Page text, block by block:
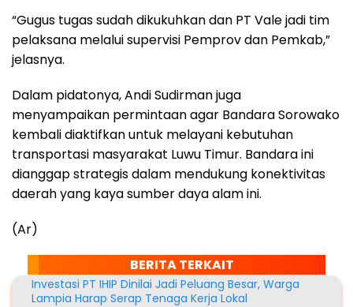
“Gugus tugas sudah dikukuhkan dan PT Vale jadi tim
pelaksana melalui supervisi Pemprov dan Pemkab,”
jelasnya.
Dalam pidatonya, Andi Sudirman juga
menyampaikan permintaan agar Bandara Sorowako
kembali diaktifkan untuk melayani kebutuhan
transportasi masyarakat Luwu Timur. Bandara ini
dianggap strategis dalam mendukung konektivitas
daerah yang kaya sumber daya alam ini.
(Ar)
BERITA TERKAIT
Investasi PT IHIP Dinilai Jadi Peluang Besar, Warga
Lampia Harap Serap Tenaga Kerja Lokal